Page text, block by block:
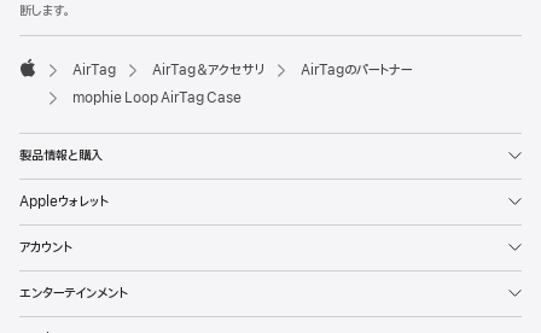
タ
ー
断します。
AirTag AirTag＆アクセサリ
AirTagのパートナー
mophie Loop AirTag Case
製品情報と購入
Appleウォレット
アカウント
エンターテインメント